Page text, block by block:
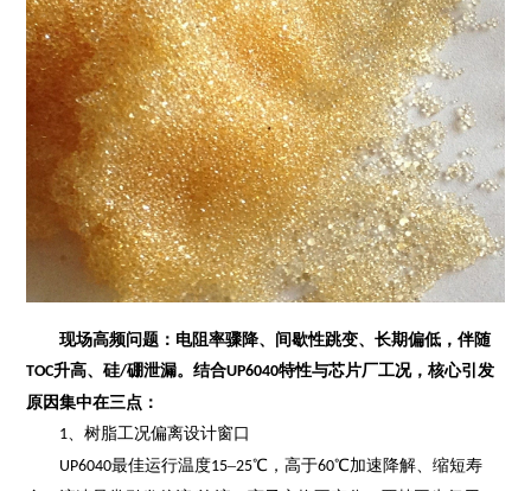
现场高频问题：电阻率骤降、间歇性跳变、长期偏低，伴随
TOC升高、硅/硼泄漏。结合UP6040特性与芯片厂工况，核心引发
原因集中在三点：
1、 树脂工况偏离设计窗口
UP6040最佳运行温度15–25℃，高于60℃加速降解、缩短寿